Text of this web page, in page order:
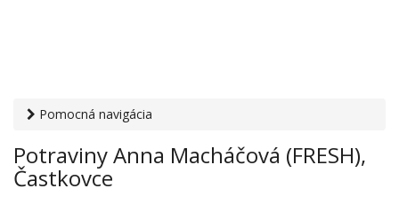
Pomocná navigácia
Potraviny Anna Macháčová (FRESH), Častkovce
Potraviny Anna Macháčová (FRESH),
Častkovce